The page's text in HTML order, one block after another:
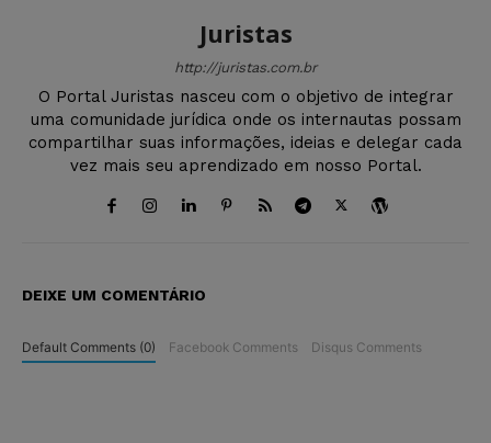
Juristas
http://juristas.com.br
O Portal Juristas nasceu com o objetivo de integrar
uma comunidade jurídica onde os internautas possam
compartilhar suas informações, ideias e delegar cada
vez mais seu aprendizado em nosso Portal.
DEIXE UM COMENTÁRIO
Default Comments (0) Facebook Comments Disqus Comments